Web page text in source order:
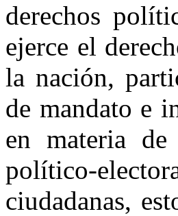
derechos
ejerce el
la nación,
de mandato e
en materia de
político-
ciudadanas,